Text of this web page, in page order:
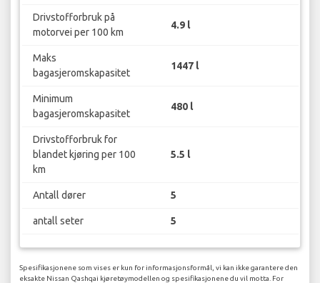
Drivstofforbruk på
motorvei per 100 km
4.9 l
Maks
bagasjeromskapasitet
1447 l
Minimum
bagasjeromskapasitet
480 l
Drivstofforbruk for
blandet kjøring per 100
km
5.5 l
Antall dører 5
antall seter 5
Spesifikasjonene som vises er kun for informasjonsformål, vi kan ikke garantere den
eksakte Nissan Qashqai kjøretøymodellen og spesifikasjonene du vil motta. For